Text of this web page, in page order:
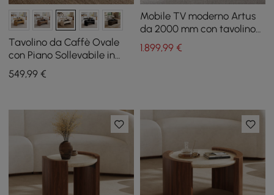
Tavolino da Caffè Ovale
con Piano Sollevabile in
Stile Mid-Century Moderno
da 47"
549,99 €
Mobile TV moderno Artus
da 2000 mm con tavolino
da caffè in pietra
sinterizzata
1.899,99€